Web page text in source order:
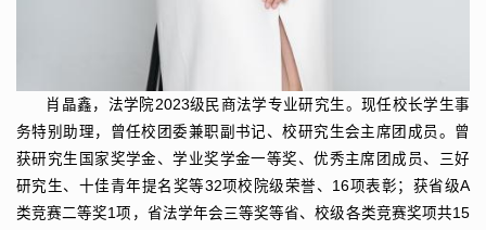
肖晶鑫，法学院2023级民商法学专业研究生。现任校长学生事
务特别助理，曾任校团委兼职副书记、校研究生会主席团成员。曾
获研究生国家奖学金、学业奖学金一等奖、优秀主席团成员、三好
研究生、十佳青年提名奖等32项校院级荣誉、16项表彰；获省级A
类竞赛二等奖1项，省法学年会三等奖等省、校级各类竞赛奖项共15